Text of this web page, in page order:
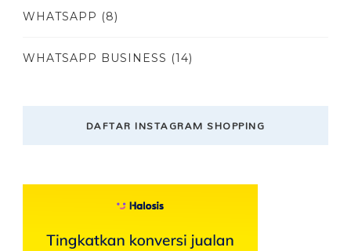
WHATSAPP (8)
WHATSAPP BUSINESS (14)
DAFTAR INSTAGRAM SHOPPING